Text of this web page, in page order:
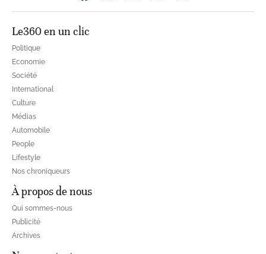
Le360 en un clic
Politique
Economie
Société
International
Culture
Médias
Automobile
People
Lifestyle
Nos chroniqueurs
À propos de nous
Qui sommes-nous
Publicité
Archives